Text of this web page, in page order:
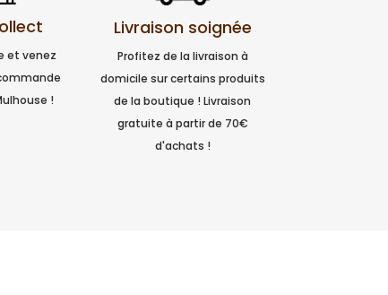
et venez
!
Livraison soignée
Profitez de la livraison à
domicile sur certains produits
de la boutique ! Livraison
gratuite à partir de 70€
d'achats !